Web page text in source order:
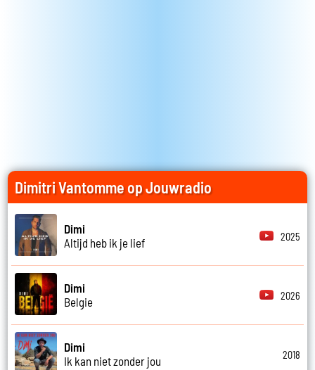
Dimitri Vantomme op Jouwradio
Dimi
Altijd heb ik je lief
2025
Dimi
Belgie
2026
Dimi
Ik kan niet zonder jou
2018